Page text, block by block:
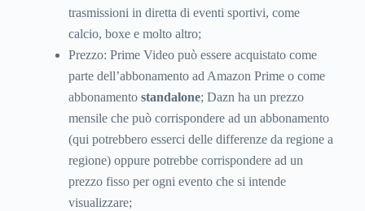
trasmissioni in diretta di eventi sportivi, come
calcio, boxe e molto altro;
Prezzo: Prime Video può essere acquistato come
parte dell’abbonamento ad Amazon Prime o come
abbonamento standalone; Dazn ha un prezzo
mensile che può corrispondere ad un abbonamento
(qui potrebbero esserci delle differenze da regione a
regione) oppure potrebbe corrispondere ad un
prezzo fisso per ogni evento che si intende
visualizzare;